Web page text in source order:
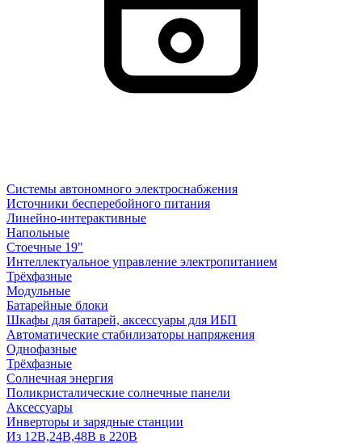
Системы автономного электроснабжения
Источники бесперебойного питания
Линейно-интерактивные
Напольные
Стоечные 19"
Интеллектуальное управление электропитанием
Трёхфазные
Модульные
Батарейные блоки
Шкафы для батарей, аксессуары для ИБП
Автоматические стабилизаторы напряжения
Однофазные
Трёхфазные
Солнечная энергия
Поликристалические солнечные панели
Аксессуары
Инверторы и зарядные станции
Из 12В,24В,48В в 220В